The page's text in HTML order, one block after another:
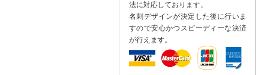
法に対応しております。
名刺デザインが決定した後に行いま
すので安心かつスピーディーな決済
が行えます。